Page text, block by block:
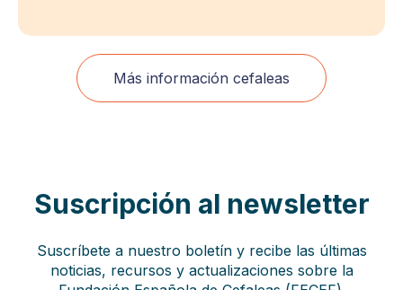
Más información cefaleas
Suscripción al newsletter
Suscríbete a nuestro boletín y recibe las últimas
noticias, recursos y actualizaciones sobre la